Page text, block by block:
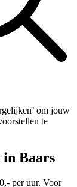
om jouw
te
in Baars
per uur. Voor